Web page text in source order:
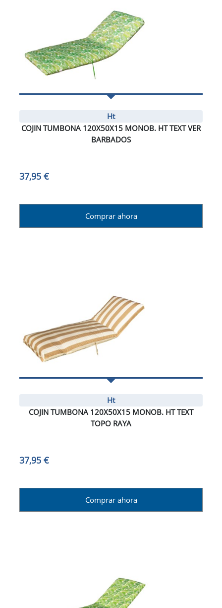
Ht
COJIN TUMBONA 120X50X15 MONOB. HT TEXT VER
BARBADOS
37,95 €
Comprar ahora
Ht
COJIN TUMBONA 120X50X15 MONOB. HT TEXT
TOPO RAYA
37,95 €
Comprar ahora